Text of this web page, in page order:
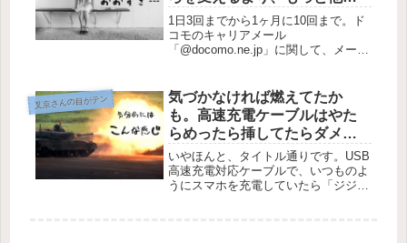
やることあるんじゃない？
【迷惑メール】
1日3回までから1ヶ月に10回まで。ド
コモのキャリアメール
「@docomo.ne.jp」に関して、メール
月1日から、これまでの仕様に加えて
月上限が追加されました。＜変...
叉京さんの目がテン
気づかなければ燃えてたか
も。高速充電ケーブルはやた
らめったら挿してたらダメ
ね。
いやほんと、タイトル通りです。USB
高速充電対応ケーブルで、いつものよ
うにスマホを充電していたら「ジジ